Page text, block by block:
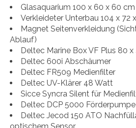
Glasaquarium 100 x 60 x 60 cm
Verkleideter Unterbau 104 x 72
Magnet Seitenverkleidung
Ablauf)
Deltec Marine Box VF Plus 80
Deltec 600i Abschäumer
Deltec FR509 Medienfilter
Deltec UV-Klärer 48 Watt
Sicce Syncra Silent für
Deltec DCP 5000 Förderpumpe
Deltec Jecod 150 ATO